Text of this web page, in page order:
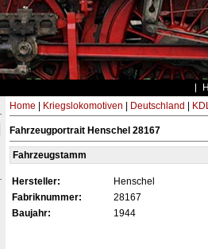
Home Kriegslokomotiven Deutschland
Fahrzeugportrait Henschel 28167
Fahrzeugstamm
Hersteller:
Henschel
Fabriknummer:
28167
Baujahr:
1944